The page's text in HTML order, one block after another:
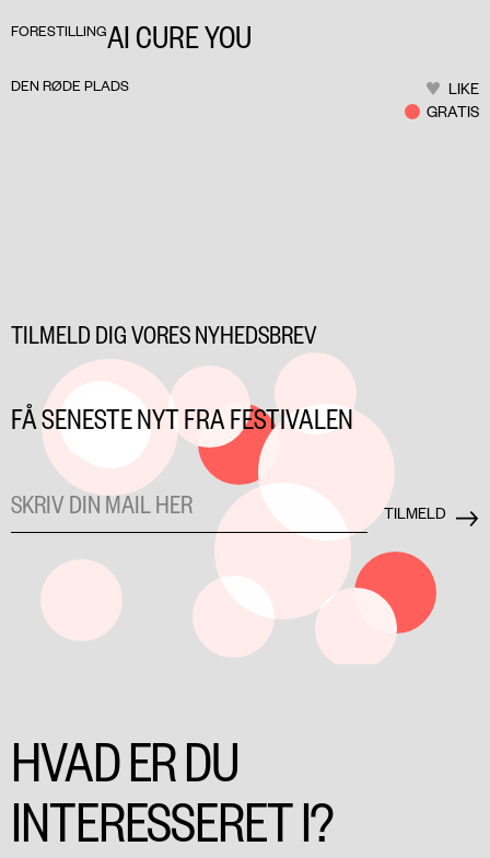
FORESTILLINGAI CURE YOU
DEN RØDE PLADS
LIKE
GRATIS
TILMELD DIG VORES NYHEDSBREV
FÅ SENESTE NYT FRA FESTIVALEN
HVAD ER DU
INTERESSERET I?